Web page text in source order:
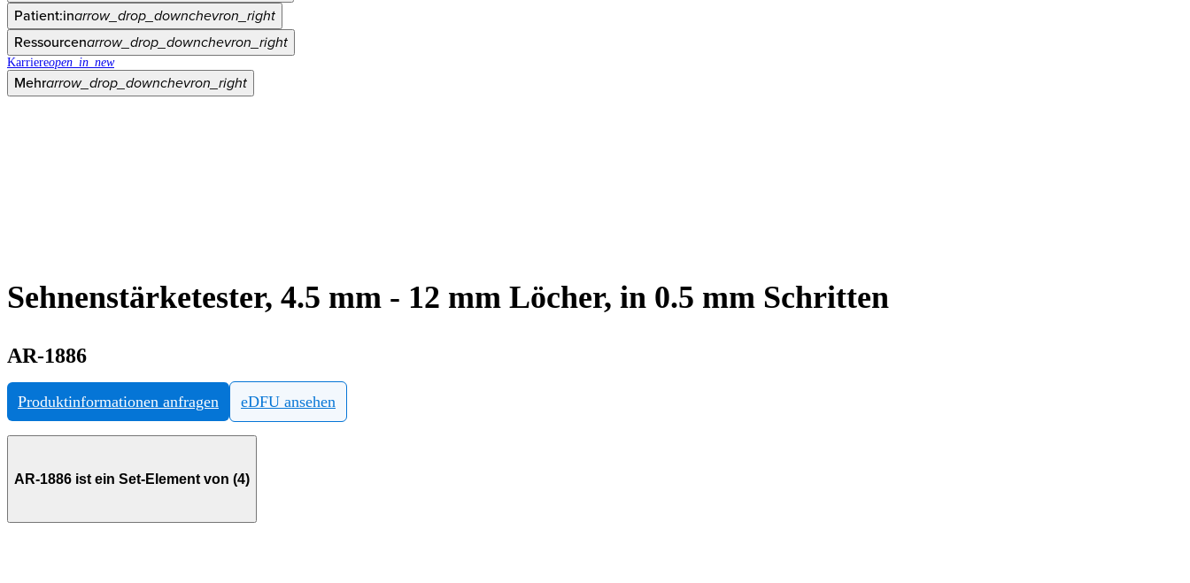
Patient:inarrow_drop_downchevron_right
Ressourcenarrow_drop_downchevron_right
Karriereopen_in_new
Mehrarrow_drop_downchevron_right
Sehnenstärketester, 4.5 mm - 12 mm Löcher, in 0.5 mm Schritten
AR-1886
Produktinformationen anfragen eDFU ansehen
AR-1886 ist ein Set-Element von (4)